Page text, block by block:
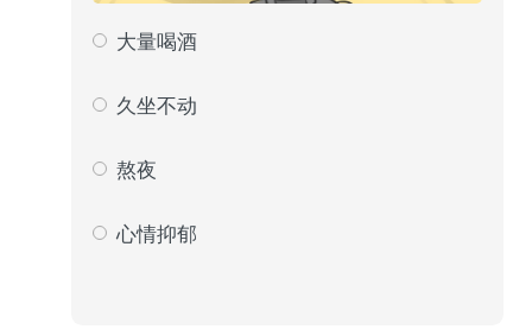
大量喝酒
久坐不动
熬夜
心情抑郁